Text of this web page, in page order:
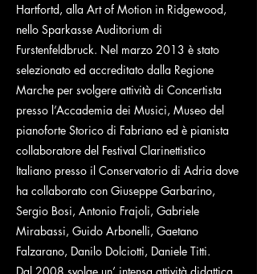
Hartfortd, alla Art of Motion in Ridgewood,
nello Sparkasse Auditorium di
Furstenfeldbruck. Nel marzo 2013 è stato
selezionato ed accreditato dalla Regione
Marche per svolgere attività di Concertista
presso l’Accademia dei Musici, Museo del
pianoforte Storico di Fabriano ed è pianista
collaboratore del Festival Clarinettistico
Italiano presso il Conservatorio di Adria dove
ha collaborato con Giuseppe Garbarino,
Sergio Bosi, Antonio Frajoli, Gabriele
Mirabassi, Guido Arbonelli, Gaetano
Falzarano, Danilo Dolciotti, Daniele Titti.